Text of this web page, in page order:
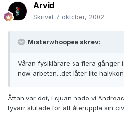
Arvid
Skrivet 7 oktober, 2002
Misterwhoopee skrev:
Våran fysiklärare sa flera gånger
now arbeten...det låter lite
Åttan var det, i sjuan hade vi
tyvärr slutade för att återuppta sin